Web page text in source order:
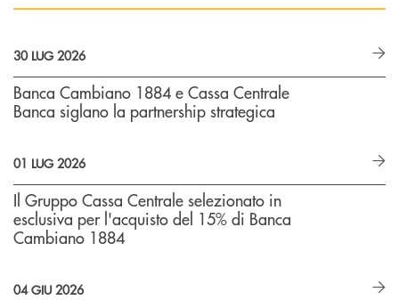
30 LUG 2026
Banca Cambiano 1884 e Cassa Centrale
Banca siglano la partnership strategica
01 LUG 2026
Il Gruppo Cassa Centrale selezionato in
esclusiva per l'acquisto del 15% di Banca
Cambiano 1884
04 GIU 2026